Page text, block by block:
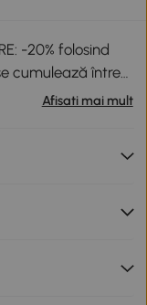
-20% folosind
cumulează între
Afisati mai mult